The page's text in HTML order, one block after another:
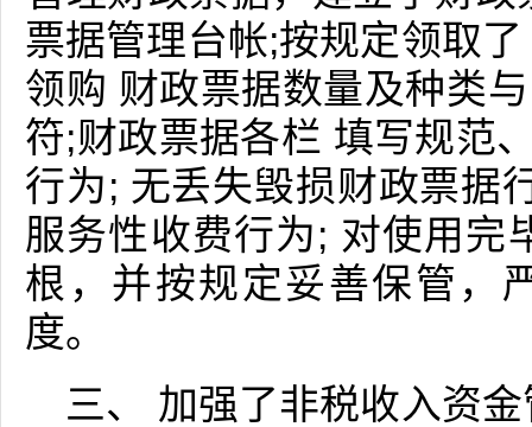
票据管理台帐;按规定领取
领购 财政票据数量及种类
符;财政票据各栏 填写规范
行为; 无丢失毁损财政票据
服务性收费行为; 对使用完
根，并按规定妥善保管，
度。
三、 加强了非税收入资